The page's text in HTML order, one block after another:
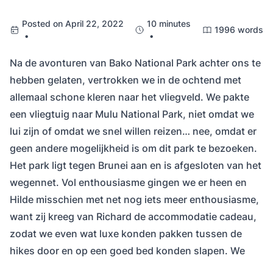
Posted on April 22, 2022
•
10 minutes
•
1996 words
Na de avonturen van Bako National Park achter ons te
hebben gelaten, vertrokken we in de ochtend met
allemaal schone kleren naar het vliegveld. We pakte
een vliegtuig naar Mulu National Park, niet omdat we
lui zijn of omdat we snel willen reizen… nee, omdat er
geen andere mogelijkheid is om dit park te bezoeken.
Het park ligt tegen Brunei aan en is afgesloten van het
wegennet. Vol enthousiasme gingen we er heen en
Hilde misschien met net nog iets meer enthousiasme,
want zij kreeg van Richard de accommodatie cadeau,
zodat we even wat luxe konden pakken tussen de
hikes door en op een goed bed konden slapen. We